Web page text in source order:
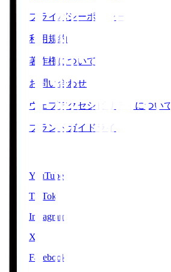
プライバシーポリシー
利用規約
著作権について
お問い合わせ
ウェブアクセシビリティについて
ブランドガイドライン
YouTube
TikTok
Instagram
X
Facebook